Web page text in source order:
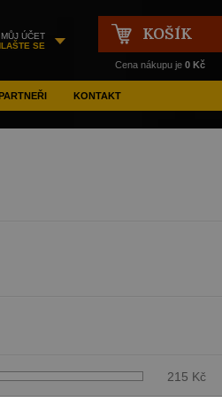
KONTAKT
MŮJ ÚČET
SE
KOŠÍK
Cena nákupu je 0 Kč
215 Kč